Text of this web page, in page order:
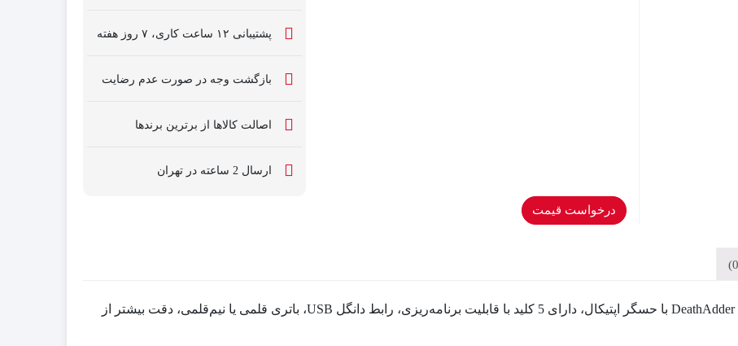
پشتیبانی ۱۲ ساعت کاری، ۷ روز هفته
بازگشت وجه در صورت عدم رضایت
اصالت کالاها از برترین برندها
ارسال 2 ساعته در تهران
درخواست قیمت
اوس گیمینگ بی‌سیم ریزر مدل DeathAdder V2 X HyperSpeed با حسگر اپتیکال، دارای 5 کلید با قابلیت برنامه‌ریزی، رابط دانگل USB، باتری قلمی یا نیم‌قلمی، دقت بیشتر از